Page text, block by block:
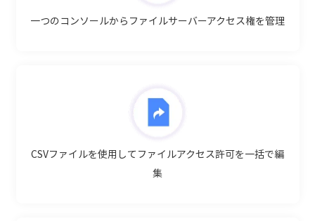
一つのコンソールからファイルサーバーアクセス権を管理
CSVファイルを使用してファイルアクセス許可を一括で編
集